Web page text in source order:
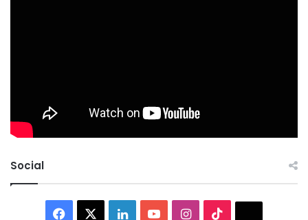
Social
Facebook LinkedInYouTubeInstagram